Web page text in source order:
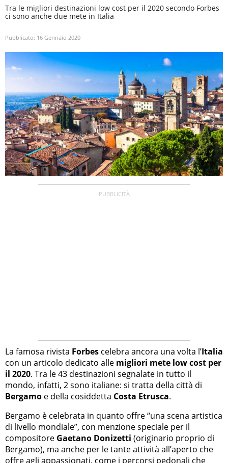
Tra le migliori destinazioni low cost per il 2020 secondo Forbes
ci sono anche due mete in Italia
Pubblicato: 16 Gennaio 2020
La famosa rivista Forbes celebra ancora una volta l’Italia
con un articolo dedicato alle migliori mete low cost per
il 2020. Tra le 43 destinazioni segnalate in tutto il
mondo, infatti, 2 sono italiane: si tratta della città di
Bergamo e della cosiddetta Costa Etrusca.
Bergamo è celebrata in quanto offre “una scena artistica
di livello mondiale”, con menzione speciale per il
compositore Gaetano Donizetti (originario proprio di
Bergamo), ma anche per le tante attività all’aperto che
offre agli appassionati, come i percorsi pedonali che